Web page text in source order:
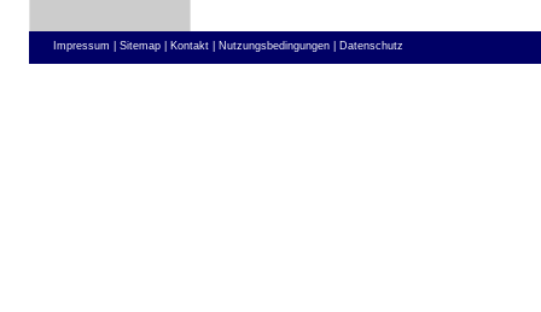
Impressum | Sitemap | Kontakt | Nutzungsbedingungen | Datenschutz